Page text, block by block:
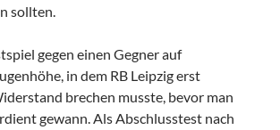
sollten.
gegen einen Gegner auf
in dem RB Leipzig erst
brechen musste, bevor man
gewann. Als Abschlusstest nach